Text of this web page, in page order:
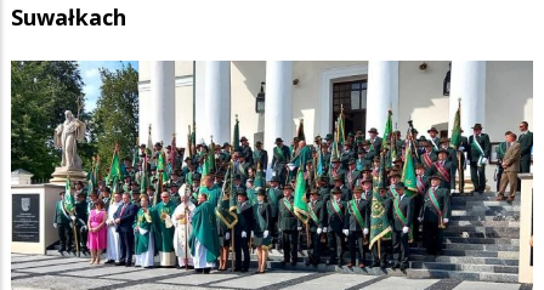
Suwałkach